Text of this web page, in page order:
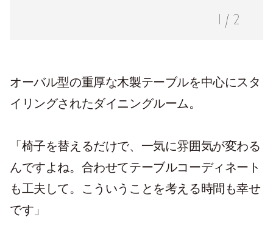
/ 2
オーバル型の重厚な木製テーブルを中心にスタ
イリングされたダイニングルーム。
「椅子を替えるだけで、一気に雰囲気が変わる
んですよね。合わせてテーブルコーディネート
も工夫して。こういうことを考える時間も幸せ
です」